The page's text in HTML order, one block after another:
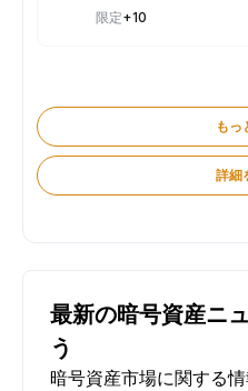
限定+10
もっ
詳細
最新の暗号資産ニ
う
暗号資産市場に関する